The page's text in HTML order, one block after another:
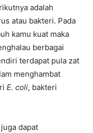
adalah
atau bakteri. Pada
kamu kuat maka
berbagai
terdapat pula zat
menghambat
E. coli, bakteri
dapat